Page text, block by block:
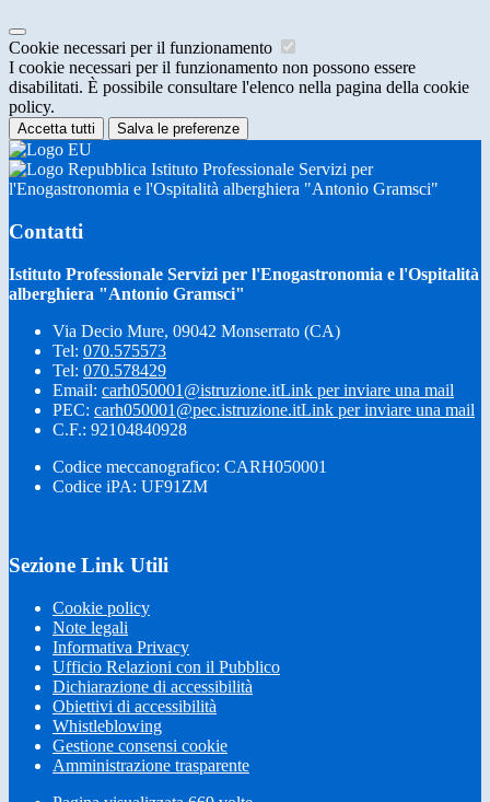
Cookie necessari per il funzionamento
I cookie necessari per il funzionamento non possono essere
disabilitati. È possibile consultare l'elenco nella pagina della cookie
policy.
Accetta tutti Salva le preferenze
Istituto Professionale Servizi per
l'Enogastronomia e l'Ospitalità alberghiera "Antonio Gramsci"
Contatti
Istituto Professionale Servizi per l'Enogastronomia e l'Ospitalità
alberghiera "Antonio Gramsci"
Via Decio Mure, 09042 Monserrato (CA)
Tel: 070.575573
Tel: 070.578429
Email: carh050001@istruzione.itLink per inviare una mail
PEC: carh050001@pec.istruzione.itLink per inviare una mail
C.F.: 92104840928
Codice meccanografico: CARH050001
Codice iPA: UF91ZM
Sezione Link Utili
Cookie policy
Note legali
Informativa Privacy
Ufficio Relazioni con il Pubblico
Dichiarazione di accessibilità
Obiettivi di accessibilità
Whistleblowing
Gestione consensi cookie
Amministrazione trasparente